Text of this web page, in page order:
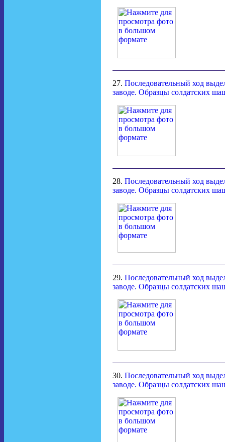
27. Последовательный ход
заводе. Образцы солдатских
28. Последовательный ход
заводе. Образцы солдатских
29. Последовательный ход
заводе. Образцы солдатских
30. Последовательный ход
заводе. Образцы солдатских